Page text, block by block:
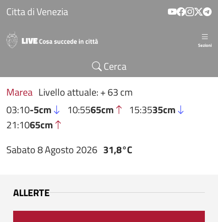
Salta al contenuto principale
Citta di Venezia
Sezioni
Cerca
Marea Livello attuale: + 63 cm
03:10-5cm 10:5565cm 15:3535cm
21:1065cm
Sabato 8 Agosto 2026 31,8°C
ALLERTE